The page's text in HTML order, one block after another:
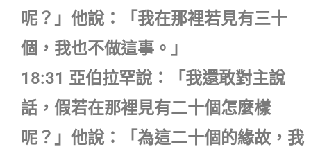
呢？」他說：「我在那裡若見有三十
個，我也不做這事。」
18:31 亞伯拉罕說：「我還敢對主說
話，假若在那裡見有二十個怎麼樣
呢？」他說：「為這二十個的緣故，我